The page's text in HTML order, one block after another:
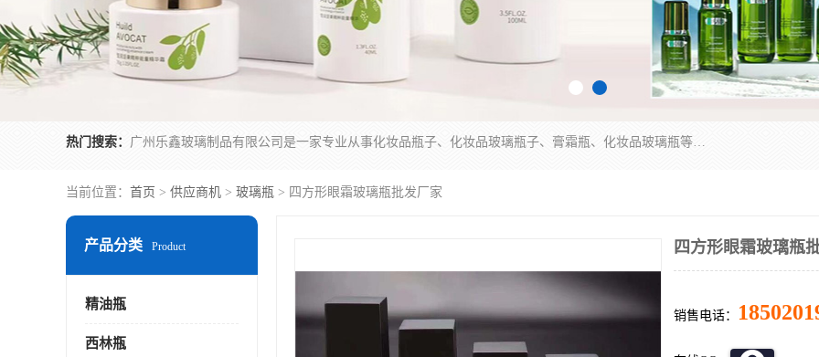
热门搜索： 广州乐鑫玻璃制品有限公司是一家专业从事化妆品瓶子、化妆品玻璃瓶子、膏霜瓶、化妆品玻璃瓶等产品的集开发研制、生产、销售于一体的实业型玻璃制品生产企业。产品从设计、开模、试样、生产、蒙砂、抛光、喷涂、高低温单色及多色印刷，烫金（银）到交货实现一条龙服务。
当前位置： 首页 > 供应商机 > 玻璃瓶 > 四方形眼霜玻璃瓶批发厂家
产品分类 Product
精油瓶
西林瓶
四方形眼霜玻璃瓶
销售电话：